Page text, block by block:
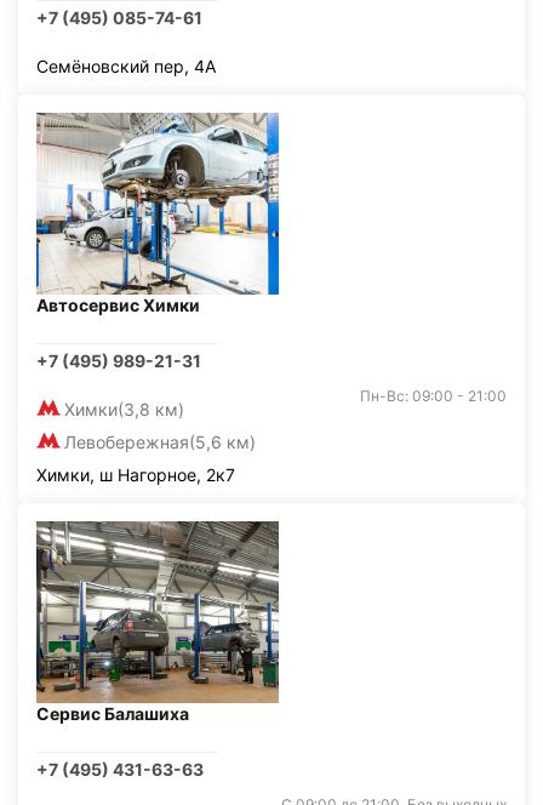
+7 (495) 085-74-61
Семёновский пер, 4А
Автосервис Химки
+7 (495) 989-21-31
Химки(3,8 км)
Левобережная(5,6 км)
Пн-Вс: 09:00 - 21:00
Химки, ш Нагорное, 2к7
Сервис Балашиха
+7 (495) 431-63-63